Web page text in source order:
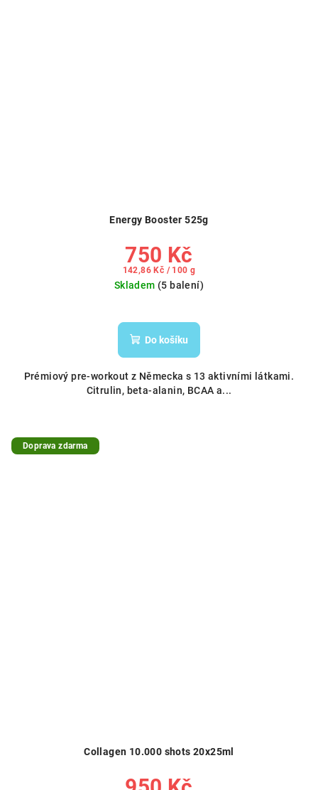
Energy Booster 525g
750 Kč
Měrná
142,86 Kč / 100 g
Skladem (5 balení)
Do košíku
Prémiový pre-workout z Německa s 13 aktivními látkami.
Citrulin, beta-alanin, BCAA a...
Doprava zdarma
Collagen 10.000 shots 20x25ml